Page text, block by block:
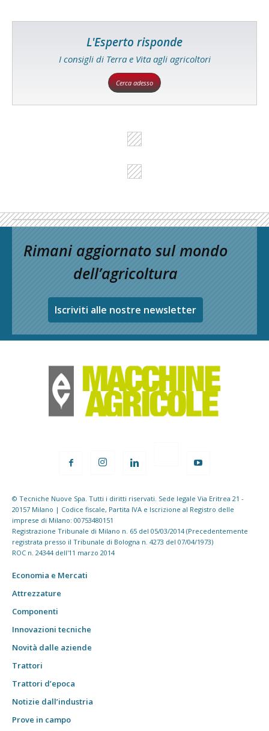
L'Esperto risponde
I consigli di Terra e Vita agli agricoltori
Cerca adesso
Rimani aggiornato sul mondo
dell’agricoltura
Iscriviti alle nostre newsletter
© Tecniche Nuove Spa. Tutti i diritti riservati. Sede legale Via Eritrea 21 -
20157 Milano | Codice fiscale, Partita IVA e Iscrizione al Registro delle
imprese di Milano: 00753480151
Registrazione Tribunale di Milano n. 65 del 05/03/2014 (Precedentemente
registrata presso il Tribunale di Bologna n. 4273 del 07/04/1973)
ROC n. 24344 dell'11 marzo 2014
Economia e Mercati
Attrezzature
Componenti
Innovazioni tecniche
Novità dalle aziende
Trattori
Trattori d’epoca
Notizie dall’industria
Prove in campo